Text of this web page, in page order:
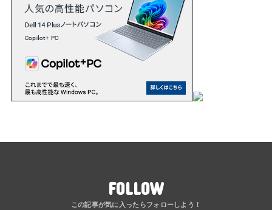
FOLLOW